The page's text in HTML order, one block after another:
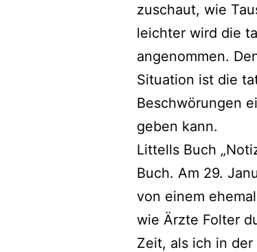
zuschaut, wie
leichter wird die
angenommen.
Situation ist die
Beschwörungen
geben kann.
Littells Buch
Buch. Am 29.
von einem
wie Ärzte Folter
Zeit, als ich in